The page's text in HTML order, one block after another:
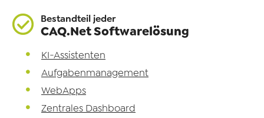
Bestandteil jeder
CAQ.Net Softwarelösung
KI-Assistenten
Aufgabenmanagement
WebApps
Zentrales Dashboard